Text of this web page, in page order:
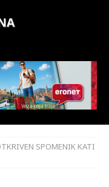
SPOMENIK KATI